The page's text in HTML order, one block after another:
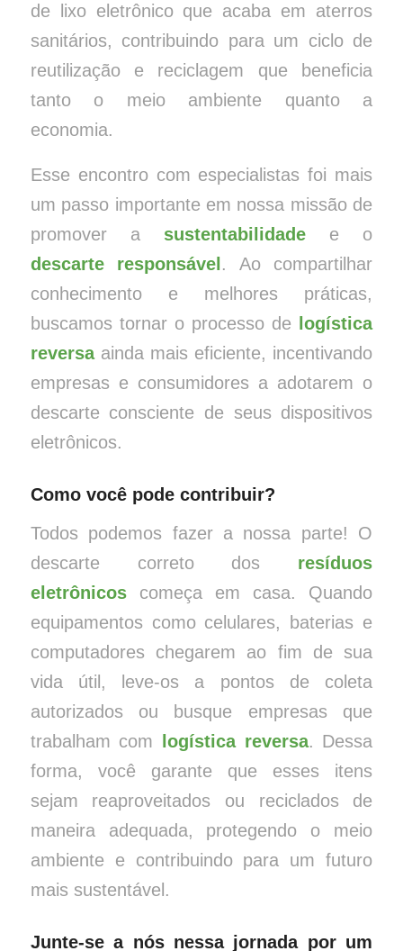
de lixo eletrônico que acaba em aterros
sanitários, contribuindo para um ciclo de
reutilização e reciclagem que beneficia
tanto o meio ambiente quanto a
economia.
Esse encontro com especialistas foi mais
um passo importante em nossa missão de
promover a sustentabilidade e o
descarte responsável. Ao compartilhar
conhecimento e melhores práticas,
buscamos tornar o processo de logística
reversaainda mais eficiente, incentivando
empresas e consumidores a adotarem o
descarte consciente de seus dispositivos
eletrônicos.
Como você pode contribuir?
Todos podemos fazer a nossa parte! O
descarte correto dos resíduos
eletrônicoscomeça em casa. Quando
equipamentos como celulares, baterias e
computadores chegarem ao fim de sua
vida útil, leve-os a pontos de coleta
autorizados ou busque empresas que
trabalham com
logística reversa. Dessa
forma, você garante que esses itens
sejam reaproveitados ou reciclados de
maneira adequada, protegendo o meio
ambiente e contribuindo para um futuro
mais sustentável.
Junte-se a nós nessa jornada por um